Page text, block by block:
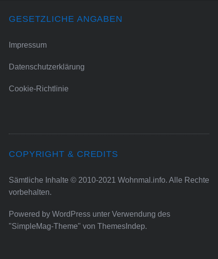
GESETZLICHE ANGABEN
Impressum
Datenschutzerklärung
Cookie-Richtlinie
COPYRIGHT & CREDITS
Sämtliche Inhalte © 2010-2021 Wohnmal.info. Alle Rechte
vorbehalten.
Powered by WordPressunter Verwendung des
"SimpleMag-Theme" von ThemesIndep.